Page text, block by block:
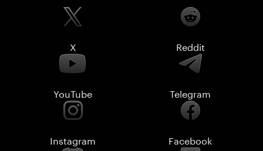
X Reddit
YouTube Telegram
Instagram Facebook